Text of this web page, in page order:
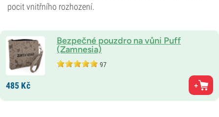
pocit vnitřního rozhození.
Bezpečné pouzdro na vůni Puff
(Zamnesia)
97
485 Kč